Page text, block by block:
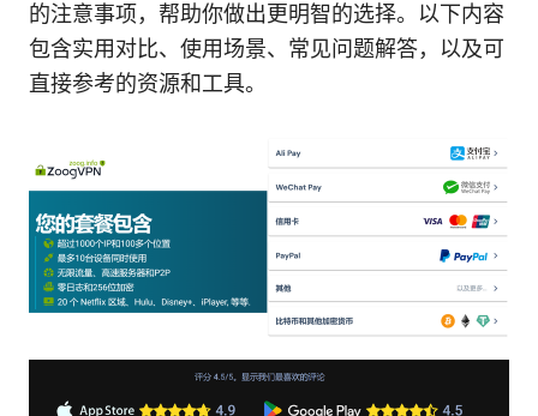
的注意事项，帮助你做出更明智的选择。以下内容
包含实用对比、使用场景、常见问题解答，以及可
直接参考的资源和工具。